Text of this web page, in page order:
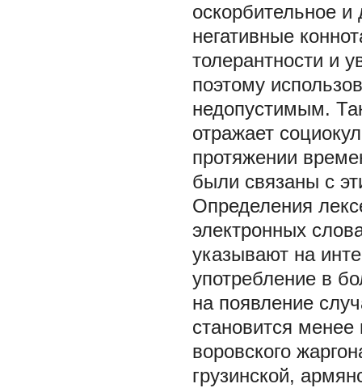
оскорбительное
негативные
толерантности и
поэтому
недопустимым.
отражает
протяжении
были связаны с
Определения
электронных
указывают на
употребление в
на появление
становится
воровского
грузинской,